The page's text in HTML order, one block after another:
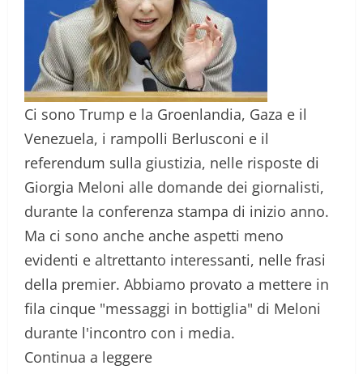
Ci sono Trump e la Groenlandia, Gaza e il
Venezuela, i rampolli Berlusconi e il
referendum sulla giustizia, nelle risposte di
Giorgia Meloni alle domande dei giornalisti,
durante la conferenza stampa di inizio anno.
Ma ci sono anche anche aspetti meno
evidenti e altrettanto interessanti, nelle frasi
della premier. Abbiamo provato a mettere in
fila cinque "messaggi in bottiglia" di Meloni
durante l'incontro con i media.
Continua a leggere